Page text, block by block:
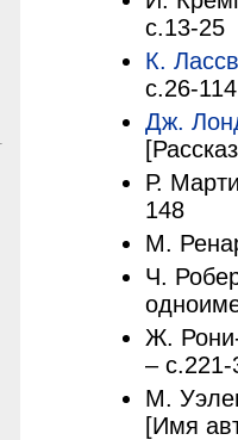
с.13-25
К.
с.26-114
Дж.
Р.
148
М.
Ч.
Ж.
– с.221-
М.
[Имя